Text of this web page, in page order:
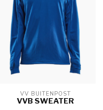
VV BUITENPOST
VVB SWEATER